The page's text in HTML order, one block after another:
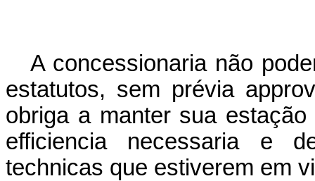
A concessionaria não
estatutos, sem prévia
obriga a manter sua
efficiencia necessaria e
technicas que estiverem em